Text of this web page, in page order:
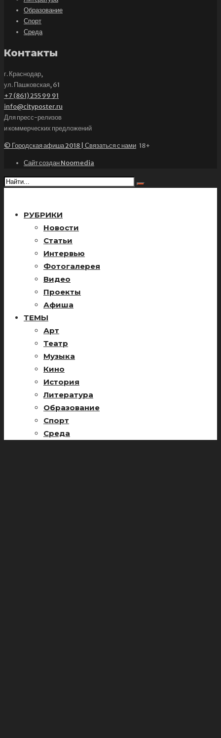
Образование
Спорт
Среда
Контакты
г. Краснодар,
ул. Пашковская, 61
+7 (861) 255 99 91
info@cityposter.ru
Для пресс-релизов
и коммерческих предложений
© Городская афиша 2018 | Связаться с нами 18+
Сайт создан Noomedia
РУБРИКИ
Новости
Статьи
Интервью
Фотогалерея
Видео
Проекты
Афиша
ТЕМЫ
Арт
Театр
Музыка
Кино
История
Литература
Образование
Спорт
Среда